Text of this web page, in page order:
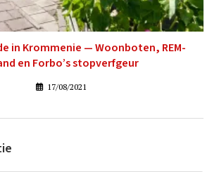
in Krommenie — Woonboten, REM-
en Forbo’s stopverfgeur
17/08/2021